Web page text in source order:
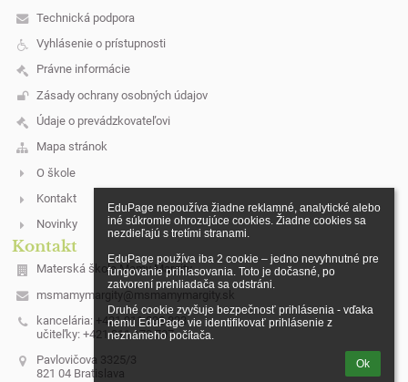
EduPage nepoužíva žiadne reklamné, analytické alebo
iné súkromie ohrozujúce cookies. Žiadne cookies sa
nezdieľajú s tretími stranami.
EduPage používa iba 2 cookie – jedno nevyhnutné pre
fungovanie prihlasovania. Toto je dočasné, po
zatvorení prehliadača sa odstráni.
Druhé cookie zvyšuje bezpečnosť prihlásenia - vďaka
nemu EduPage vie identifikovať prihlásenie z
neznámeho počítača.
Ok
Technická podpora
Vyhlásenie o prístupnosti
Právne informácie
Zásady ochrany osobných údajov
Údaje o prevádzkovateľovi
Mapa stránok
O škole
Kontakt
Novinky
Kontakt
Materská škola Mamy Margity
msmamymargity@msmamymargity.sk
kancelária: +421 911 033 823
učiteľky: +421 911 173 707
Pavlovičova 3325/3
821 04 Bratislava